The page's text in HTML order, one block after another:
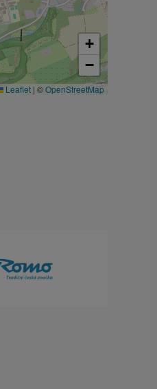
+
−
Leaflet | ©OpenStreetMap